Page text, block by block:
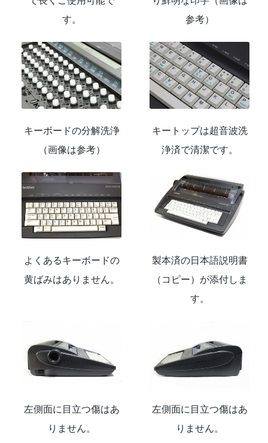
す。
参考）
キーボードの分解洗浄
（画像は参考）
キートップは超音波洗
浄済で清潔です。
よくあるキーボードの
黄ばみはありません。
製本済の日本語説明書
（コピー）が添付しま
す。
左側面に目立つ傷はあ
りません。
左側面に目立つ傷はあ
りません。